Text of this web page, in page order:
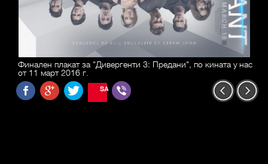
Финален плакат за "Дивергенти 3: Предани", по кината у нас
от 11 март 2016 г.
SAVE